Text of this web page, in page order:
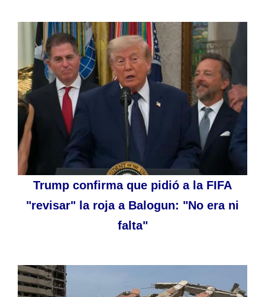
Trump confirma que pidió a la FIFA
"revisar" la roja a Balogun: "No era ni
falta"